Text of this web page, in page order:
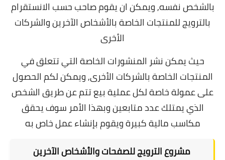
بالشخص نفسه,ويمكن ان يقوم صاحب حسب الانستقرام
بالترويج للمنتجات الخاصة بالأشخاص الآخرين والشركات
الأخرى
حيث يمكن نشر المنشورات الخاصة التي تتعلق في
المنتجات الخاصة بالشركات الأخرى, ويمكن لكم الحصول
على عمولة خاصة لكل عملية بيع تتم عن طريق الشخص
الذي يمتلك عدد متابعين وبهذا الأمر سوف يحقق
مكاسب مالية كبيرة ويقوم بإنشاء عمل خاص به
مشروع الترويج للصفحات والأشخاص الآخرين